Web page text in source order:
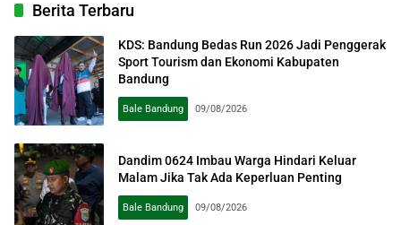
Berita Terbaru
KDS: Bandung Bedas Run 2026 Jadi Penggerak
Sport Tourism dan Ekonomi Kabupaten
Bandung
Bale Bandung 09/08/2026
Dandim 0624 Imbau Warga Hindari Keluar
Malam Jika Tak Ada Keperluan Penting
Bale Bandung 09/08/2026